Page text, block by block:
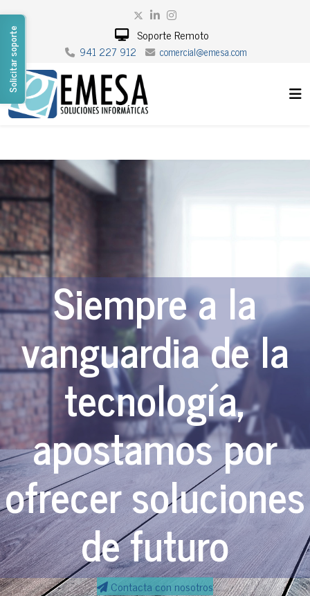
Solicitar soporte Soporte Remoto
941 227 912 comercial@emesa.com
Siempre a la
vanguardia de la
tecnología,
apostamos por
ofrecer soluciones
de futuro
Contacta con nosotros